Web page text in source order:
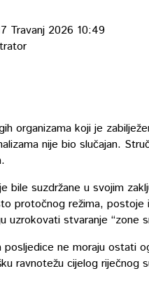
Travanj 2026 10:49
organizama koji je
nije bio slučajan.
bile suzdržane u svojim
protočnog režima, postoje
uzrokovati stvaranje “zone
posljedice ne moraju ostati
ravnotežu cijelog